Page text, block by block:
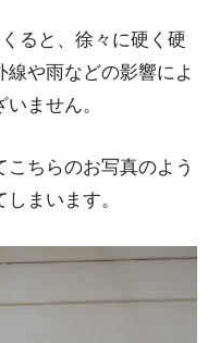
ると、徐々に硬く硬
や雨などの影響によ
ません。
ちらのお写真のよう
まいます。